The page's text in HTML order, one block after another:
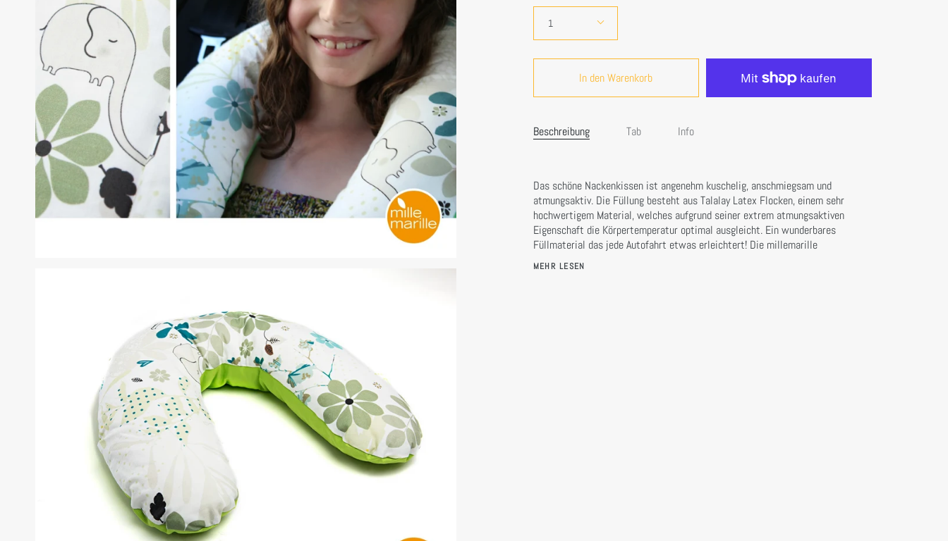
1
In den Warenkorb
Beschreibung Tab Info
Das schöne Nackenkissen ist angenehm kuschelig, anschmiegsam und
atmungsaktiv. Die Füllung besteht aus Talalay Latex Flocken, einem sehr
hochwertigem Material, welches aufgrund seiner extrem atmungsaktiven
Eigenschaft die Körpertemperatur optimal ausgleicht. Ein wunderbares
Füllmaterial das jede Autofahrt etwas erleichtert! Die millemarille
MEHR LESEN